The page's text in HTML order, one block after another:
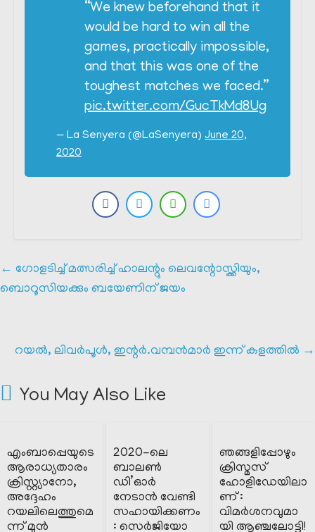
“We knew beforehand that it
would be hard to win all the
games, practically impossible,
and that this was one of the
toughest matches we faced.”
pic.twitter.com/GucTkMd8Ug
— La Senyera (@LaSenyera) June 20,
2020
← ഗോളടിച്ച് മത്സരിച്ച് ഹാലന്റും ലെവന്റോസ്ക്കിയും,
ബൊറൂസിയക്കും ബയേണിന് ജയം
റയൽ, ലിവർപൂൾ, ഇന്റർ.വമ്പൻമാർ ഇന്ന് കളത്തിൽ →
You May Also Like
എംബാപ്പെയുടെ
ആരാധ്യതാരം
ക്രിസ്റ്റ്യാനോ,
അദ്ദേഹം
റയലിലെത്തുമെ
ന്ന് മുൻ
2020-ലെ
ബാലൺ
ഡി’ഓർ
നേടാൻ വേണ്ടി
സഹായിക്കണം
: സെർജിയോ
ഞങ്ങളിപ്പോഴും
ക്രിസ്മസ്
ഹോളിഡേയിലാ
ണ് :
വിമർശനവുമാ
യി ആഞ്ചലോട്ടി!